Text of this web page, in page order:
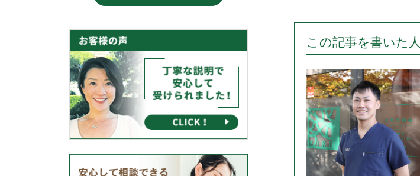
この記事を書いた人